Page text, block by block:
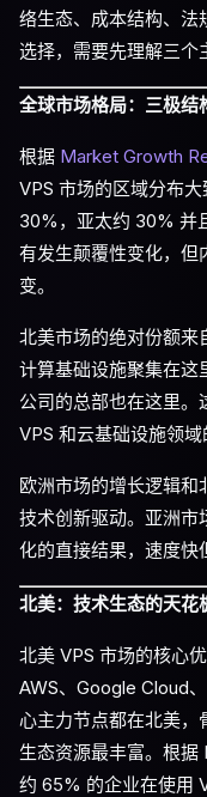
络生态、成本结构、法
选择，需要先理解三个
全球市场格局：三极结
根据 Market Growth
VPS 市场的区域分布
30%，亚太约 30% 并
有发生颠覆性变化，但
变。
北美市场的绝对份额来
计算基础设施聚集在这
公司的总部也在这里。
VPS 和云基础设施领域
欧洲市场的增长逻辑
技术创新驱动。亚洲市
化的直接结果，速度快
北美：技术生态的天花
北美 VPS 市场的核心
AWS、Google Cloud
心主力节点都在北美，
生态资源最丰富。根
约 65% 的企业在使用